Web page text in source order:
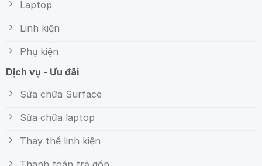
Laptop
Linh kiện
Phụ kiện
Dịch vụ - Ưu đãi
Sửa chữa Surface
Sữa chữa laptop
Thay thế linh kiện